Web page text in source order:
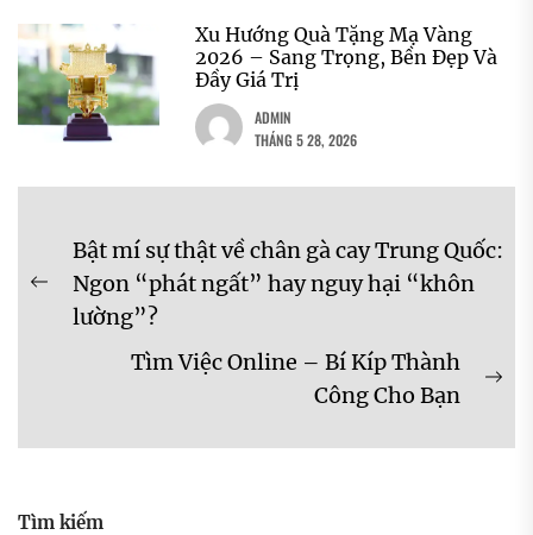
Xu Hướng Quà Tặng Mạ Vàng
2026 – Sang Trọng, Bền Đẹp Và
Đầy Giá Trị
ADMIN
THÁNG 5 28, 2026
Điều
hướng
bài
Previous
post:
Bật mí sự thật về chân gà cay Trung Quốc:
Ngon “phát ngất” hay nguy hại “khôn
lường”?
Tìm Việc Online – Bí Kíp Thành
Công Cho Bạn
Tìm kiếm